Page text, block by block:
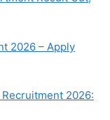
2026 – Apply
2026: